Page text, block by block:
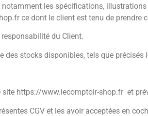
les spécifications,
ce dont le client est tenu de prendre
du Client.
des stocks disponibles, tels que
site https://www.lecomptoir-shop.fr et
CGV et les avoir acceptées en